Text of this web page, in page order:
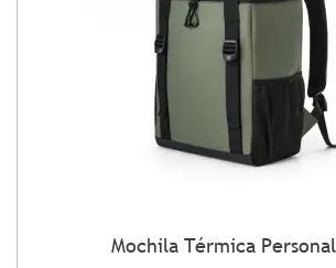
Mochila Térmica